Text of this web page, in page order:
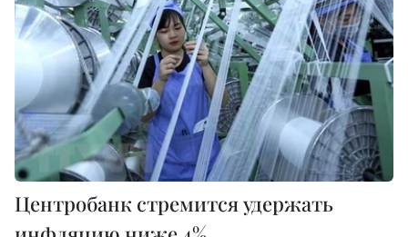
Центробанк стремится удержать